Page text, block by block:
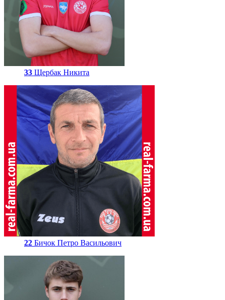
33 Щербак Никита
22 Бичок Петро Васильович